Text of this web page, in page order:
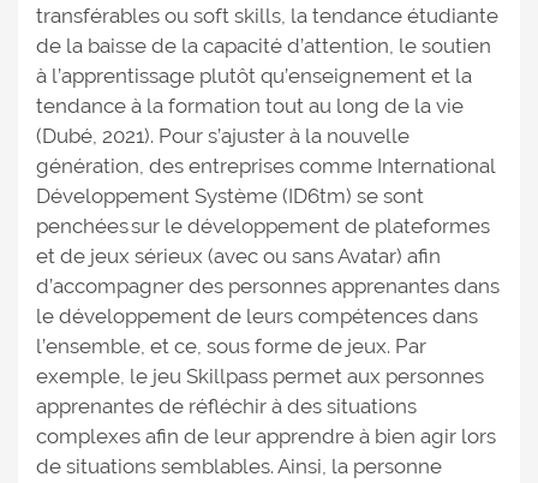
transférables ou soft skills, la tendance étudiante
de la baisse de la capacité d’attention, le soutien
à l’apprentissage plutôt qu’enseignement et la
tendance à la formation tout au long de la vie
(Dubé, 2021). Pour s’ajuster à la nouvelle
génération, des entreprises comme International
Développement Système (ID6tm) se sont
penchées sur le développement de plateformes
et de jeux sérieux (avec ou sans Avatar) afin
d’accompagner des personnes apprenantes dans
le développement de leurs compétences dans
l’ensemble, et ce, sous forme de jeux. Par
exemple, le jeu Skillpass permet aux personnes
apprenantes de réfléchir à des situations
complexes afin de leur apprendre à bien agir lors
de situations semblables. Ainsi, la personne